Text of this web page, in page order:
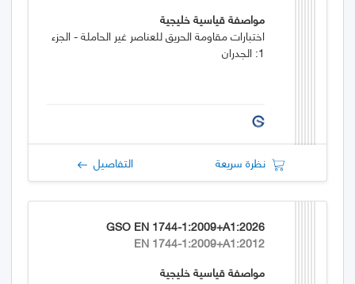
مواصفة قياسية خليجية
اختبارات مقاومة الحريق للعناصر غير الحاملة - الجزء
1: الجدران
نظرة سريعة التفاصيل
GSO EN 1744-1:2009+A1:2026
EN 1744-1:2009+A1:2012
مواصفة قياسية خليجية